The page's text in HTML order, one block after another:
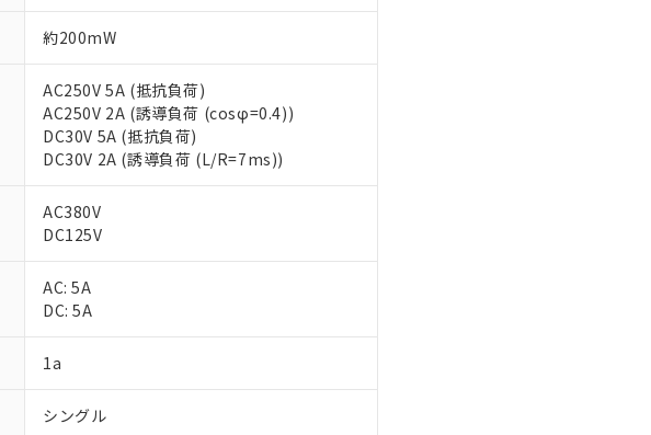
約200mW
AC250V 5A (抵抗負荷)
AC250V 2A (誘導負荷 (cosφ=0.4))
DC30V 5A (抵抗負荷)
DC30V 2A (誘導負荷 (L/R=7ms))
AC380V
DC125V
AC: 5A
DC: 5A
1a
シングル
読みいただき、同意のうえご利用ください。
スは、当社制御機器事業取扱商品の当社在庫状況および標準価格(税抜)を提供させていただ
RoHS指令（10物質）の非含有に対応した製品が提供可能な商品です。
EU RoHS指令（10物質）の非含有に非対応の商品で、対応品を出す予定はありません。
EU RoHS指令（10物質）の非含有の対応状況を調査中または確認中の商品です。
センス料など無形物で、有害物質有無と関係のない商品です。
により、非含有部品としていたものが、含有品と判明した場合などやむを得ず変更すること
表
質材料含有率が中国RoHSの基準値を超えていることを示します。